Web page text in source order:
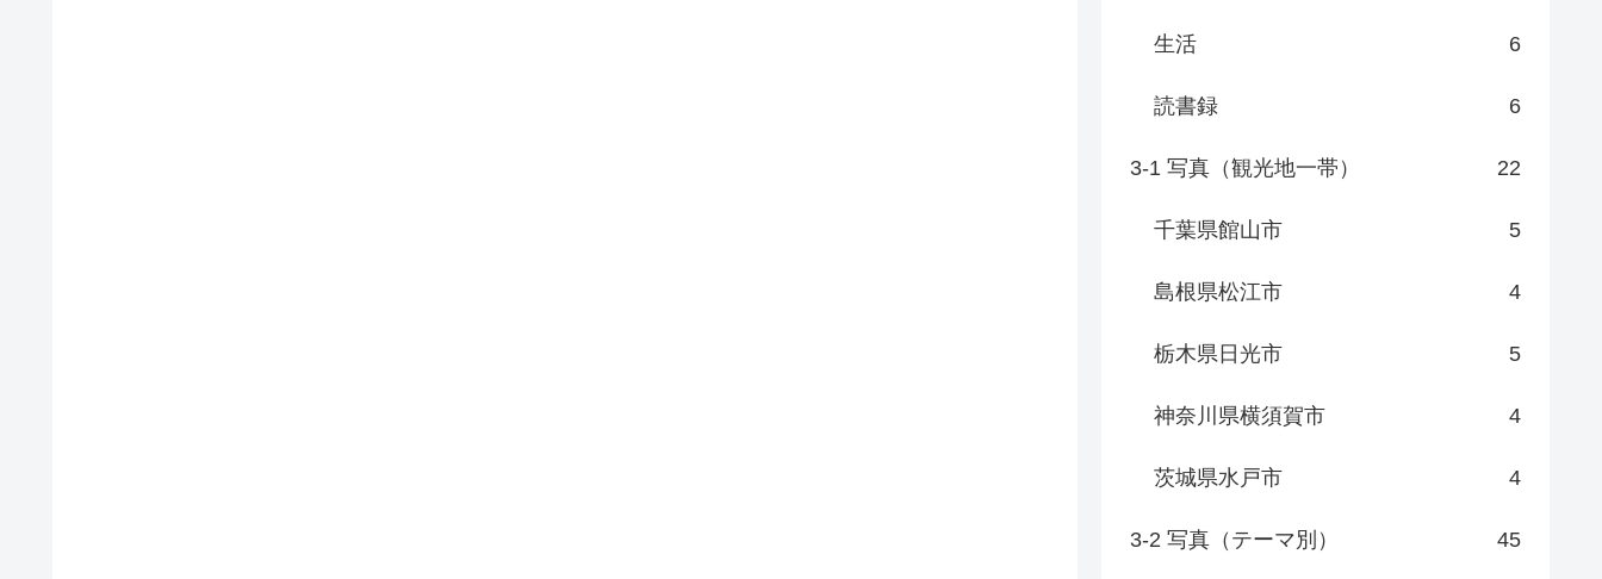
生活 6
読書録 6
3-1 写真（観光地一帯） 22
千葉県館山市 5
島根県松江市 4
栃木県日光市 5
神奈川県横須賀市 4
茨城県水戸市 4
3-2 写真（テーマ別） 45